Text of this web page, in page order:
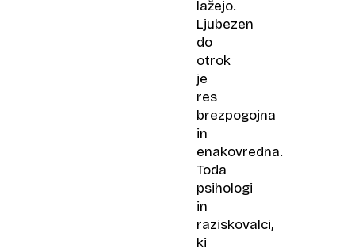
lažejo.
Ljubezen
do
otrok
je
res
brezpogojna
in
enakovredna.
Toda
psihologi
in
raziskovalci,
ki